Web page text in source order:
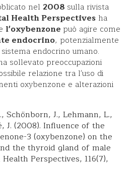
nel 2008 sulla rivista
Health Perspectives ha
l'oxybenzone può agire come
endocrino, potenzialmente
endocrino umano.
sollevato preoccupazioni
relazione tra l'uso di
oxybenzone e alterazioni
Schönborn, J., Lehmann, L.,
J. (2008). Influence of the
3 (oxybenzone) on the
the thyroid gland of male
Perspectives, 116(7),